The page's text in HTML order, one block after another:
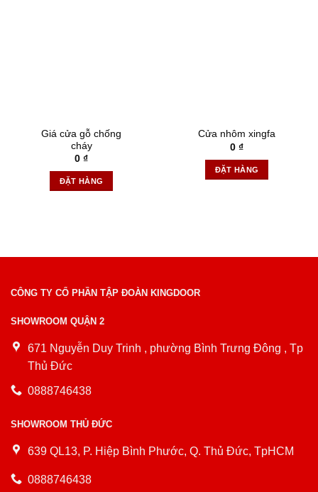
Giá cửa gỗ chống
cháy
0 ₫
ĐẶT HÀNG
Cửa nhôm xingfa
0 ₫
ĐẶT HÀNG
CÔNG TY CỔ PHẦN TẬP ĐOÀN KINGDOOR
SHOWROOM QUẬN 2
671 Nguyễn Duy Trinh , phường Bình Trưng Đông , Tp
Thủ Đức
0888746438
SHOWROOM THỦ ĐỨC
639 QL13, P. Hiệp Bình Phước, Q. Thủ Đức, TpHCM
0888746438